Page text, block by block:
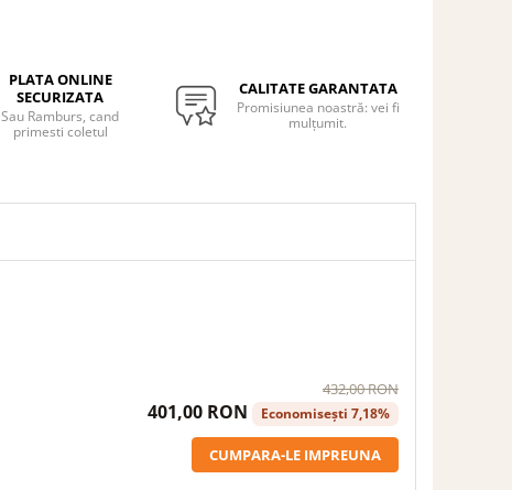
PLATA ONLINE
SECURIZATA
Sau Ramburs, cand
primesti coletul
CALITATE GARANTATA
Promisiunea noastră: vei fi
mulțumit.
432,00 RON
401,00 RON Economisești 7,18%
CUMPARA-LE IMPREUNA